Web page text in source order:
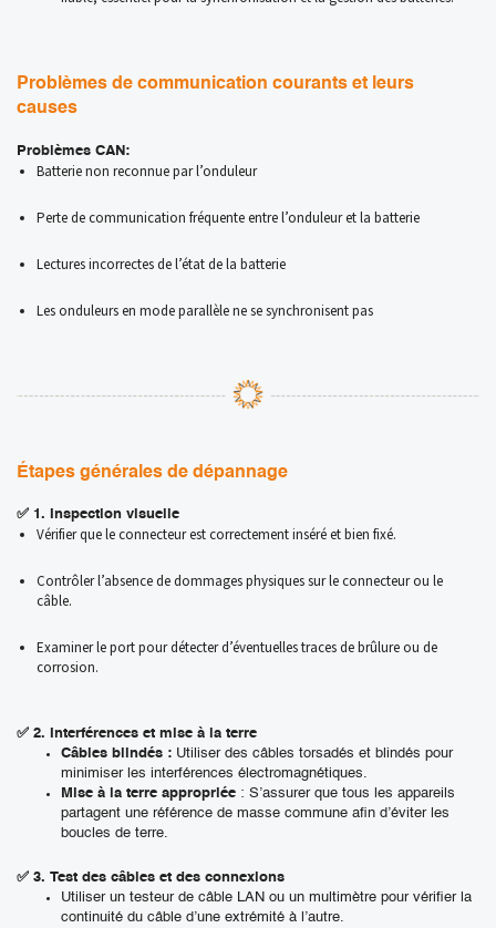
Problèmes de communication courants et leurs
causes
Problèmes CAN:
Batterie non reconnue par l’onduleur
Perte de communication fréquente entre l’onduleur et la batterie
Lectures incorrectes de l’état de la batterie
Les onduleurs en mode parallèle ne se synchronisent pas
Étapes générales de dépannage
✅ 1. Inspection visuelle
Vérifier que le connecteur est correctement inséré et bien fixé.
Contrôler l’absence de dommages physiques sur le connecteur ou le
câble.
Examiner le port pour détecter d’éventuelles traces de brûlure ou de
corrosion.
✅ 2. Interférences et mise à la terre
Câbles blindés : Utiliser des câbles torsadés et blindés pour
minimiser les interférences électromagnétiques.
Mise à la terre appropriée : S’assurer que tous les appareils
partagent une référence de masse commune afin d’éviter les
boucles de terre.
✅ 3. Test des câbles et des connexions
Utiliser un testeur de câble LAN ou un multimètre pour vérifier la
continuité du câble d’une extrémité à l’autre.